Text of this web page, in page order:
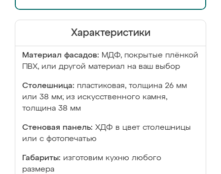
Характеристики
Материал фасадов: МДФ, покрытые плёнкой
ПВХ, или другой материал на ваш выбор
Столешница: пластиковая, толщина 26 мм
или 38 мм; из искусственного камня,
толщина 38 мм
Стеновая панель: ХДФ в цвет столешницы
или с фотопечатью
Габариты: изготовим кухню любого
размера